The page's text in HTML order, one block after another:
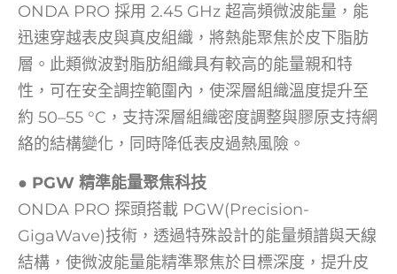
ONDA PRO 採用 2.45 GHz 超高頻微波能量，能
迅速穿越表皮與真皮組織，將熱能聚焦於皮下脂肪
層。此類微波對脂肪組織具有較高的能量親和特
性，可在安全調控範圍內，使深層組織溫度提升至
約 50–55 °C，支持深層組織密度調整與膠原支持網
絡的結構變化，同時降低表皮過熱風險。
● PGW 精準能量聚焦科技
ONDA PRO 探頭搭載 PGW(Precision-
GigaWave)技術，透過特殊設計的能量頻譜與天線
結構，使微波能量能精準聚焦於目標深度，提升皮